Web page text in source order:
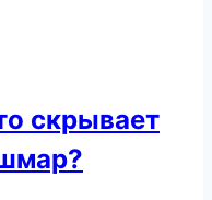
скрывает